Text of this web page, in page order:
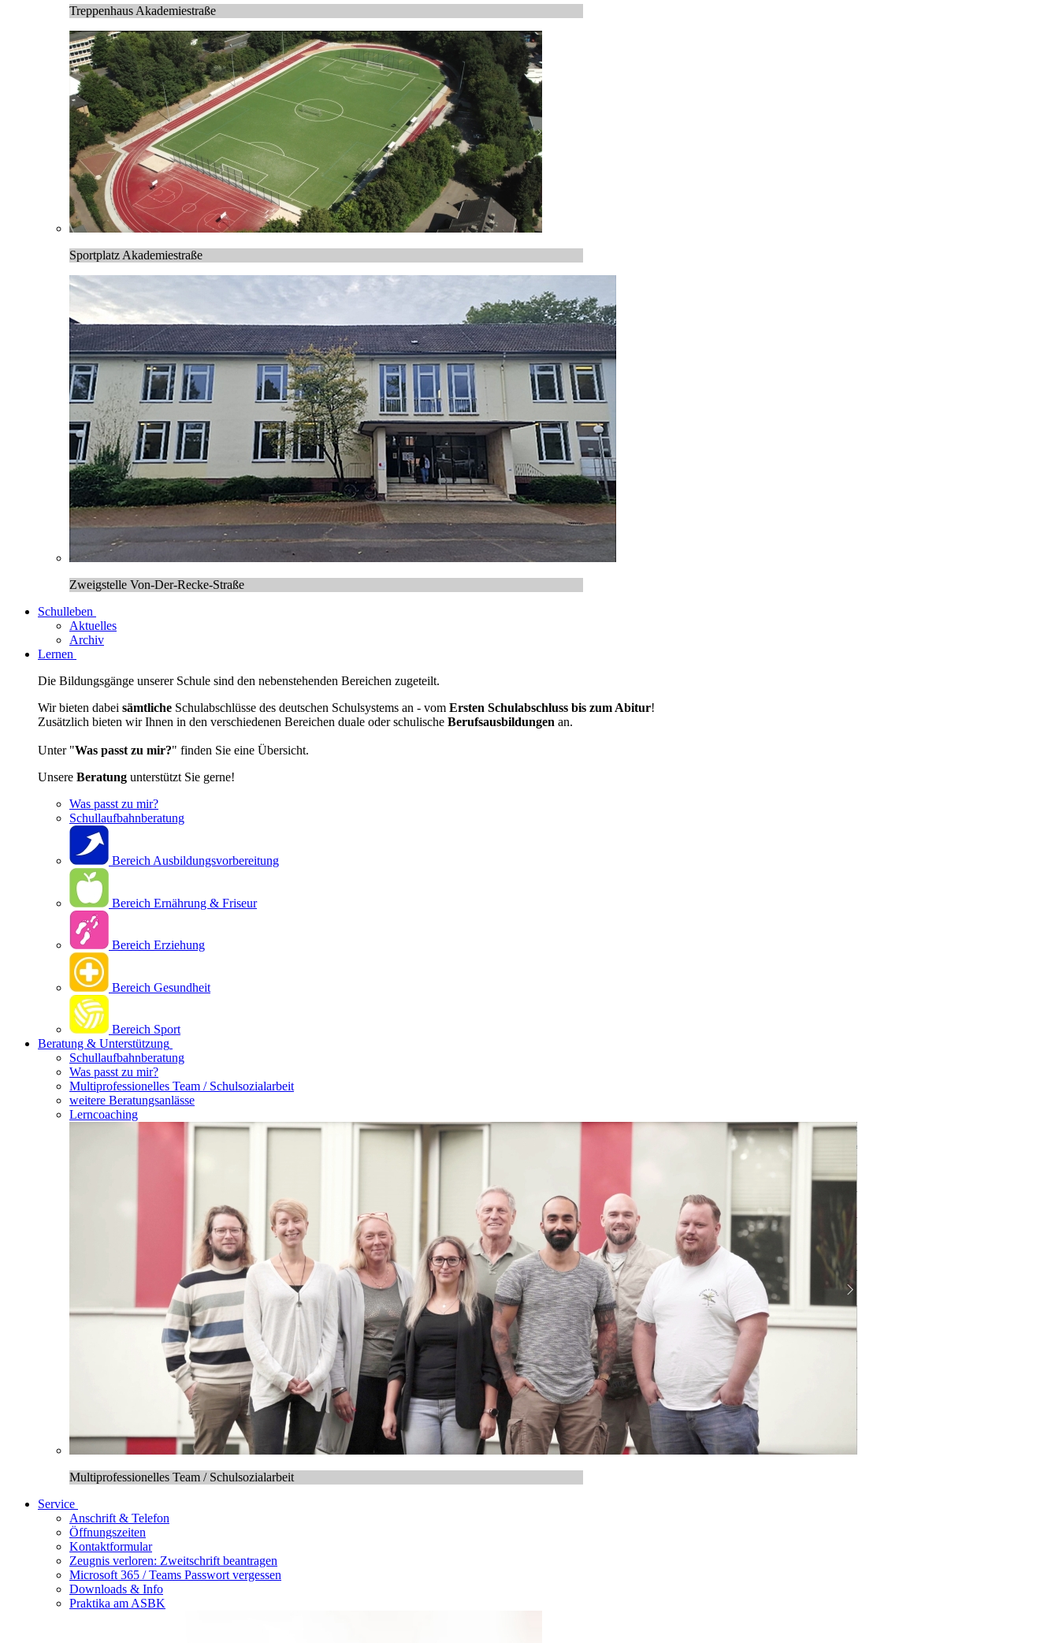
Treppenhaus Akademiestraße
Sportplatz Akademiestraße
Zweigstelle Von-Der-Recke-Straße
Schulleben
Aktuelles
Archiv
Lernen
Die Bildungsgänge unserer Schule sind den nebenstehenden Bereichen zugeteilt.
Wir bieten dabei sämtliche Schulabschlüsse des deutschen Schulsystems an - vom Ersten Schulabschluss bis zum Abitur!
Zusätzlich bieten wir Ihnen in den verschiedenen Bereichen duale oder schulische Berufsausbildungen an.
Unter "Was passt zu mir?" finden Sie eine Übersicht.
Unsere Beratung unterstützt Sie gerne!
Was passt zu mir?
Schullaufbahnberatung
Bereich Ausbildungsvorbereitung
Bereich Ernährung & Friseur
Bereich Erziehung
Bereich Gesundheit
Bereich Sport
Beratung & Unterstützung
Schullaufbahnberatung
Was passt zu mir?
Multipro­fessionelles Team / Schulsozialarbeit
weitere Beratungsanlässe
Lerncoaching
Multiprofessionelles Team / Schulsozialarbeit
Service
Anschrift & Telefon
Öffnungszeiten
Kontaktformular
Zeugnis verloren: Zweitschrift beantragen
Microsoft 365 / Teams Passwort vergessen
Downloads & Info
Praktika am ASBK